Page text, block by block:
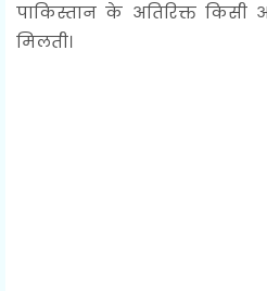
पाकिस्तान के अतिरिक्त
मिलती।